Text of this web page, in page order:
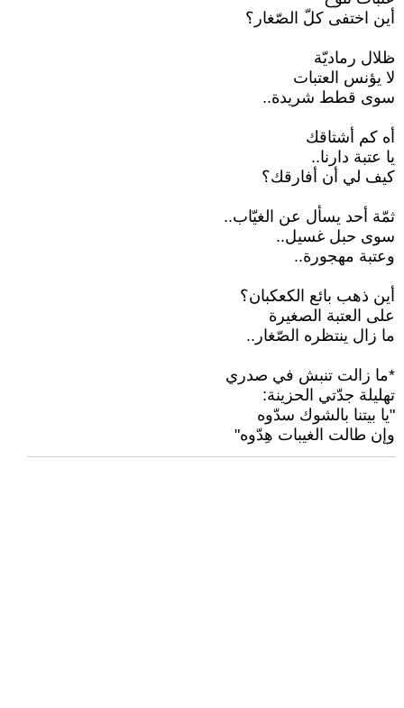
أين اختفى كلّ الصّغار؟
ظلال رماديّة
لا يؤنس العتبات
سوى قطط شريدة..
أه كم أشتاقك
يا عتبة دارنا..
كيف لي أن أفارقك؟
ثمّة أحد يسأل عن الغيّاب..
سوى حبل غسيل..
وعتبة مهجورة..
أين ذهب بائع الكعكبان؟
على العتبة الصغيرة
ما زال ينتظره الصّغار..
*ما زالت تنبش في صدري
تهليلة جدّتي الحزينة:
"يا بيتنا بالشوك سدّوه
وإن طالت الغيبات هِدّوه"